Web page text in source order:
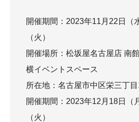
開催期間：2023年11月22日（
（火）
開催場所：松坂屋名古屋店 南
横イベントスペース
所在地：名古屋市中区栄三丁
開催期間：2023年12月18日（
（火）